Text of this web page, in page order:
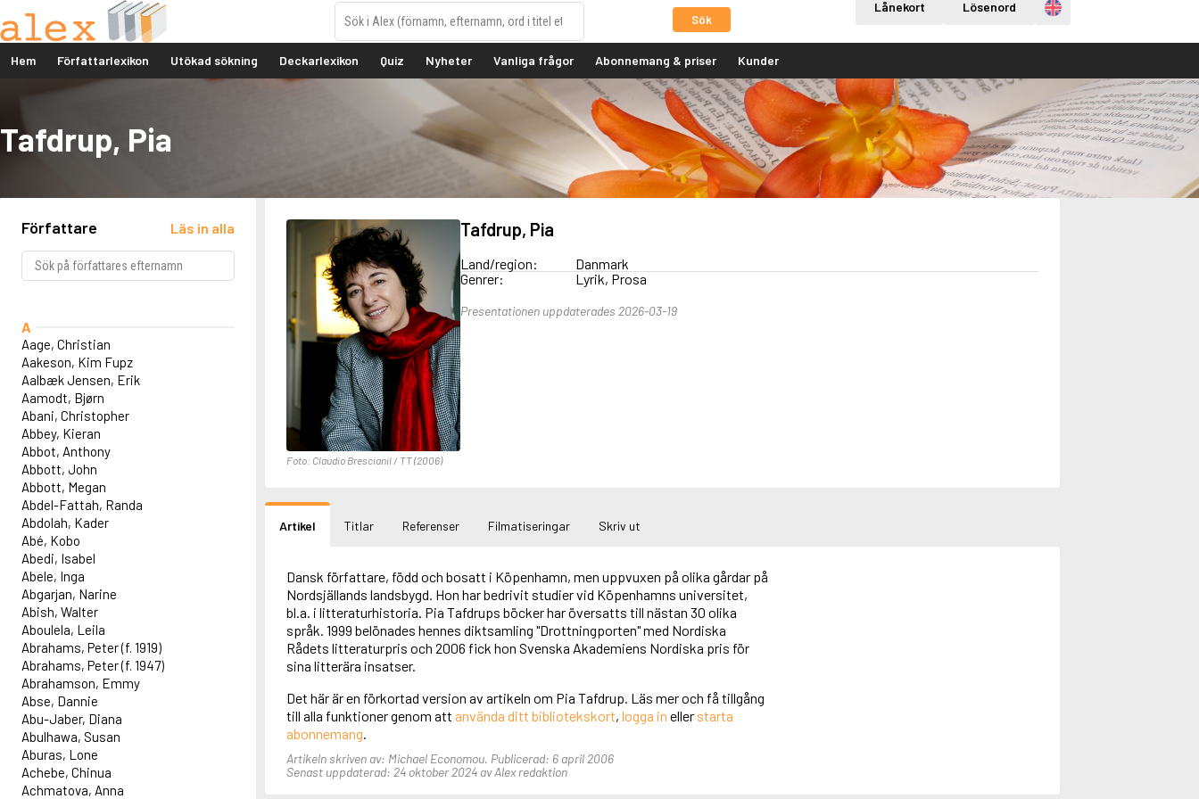
Sök
Lånekort Lösenord Engelska
Hem Författarlexikon Utökad sökning Deckarlexikon Quiz Nyheter Vanliga frågor Abonnemang & priser Kunder
Tafdrup, Pia
Författare Läs in alla
A
Aage, Christian
Aakeson, Kim Fupz
Aalbæk Jensen, Erik
Aamodt, Bjørn
Abani, Christopher
Abbey, Kieran
Abbot, Anthony
Abbott, John
Abbott, Megan
Abdel-Fattah, Randa
Abdolah, Kader
Abé, Kobo
Abedi, Isabel
Abele, Inga
Abgarjan, Narine
Abish, Walter
Aboulela, Leila
Abrahams, Peter (f. 1919)
Abrahams, Peter (f. 1947)
Abrahamson, Emmy
Abse, Dannie
Abu-Jaber, Diana
Abulhawa, Susan
Aburas, Lone
Achebe, Chinua
Achmatova, Anna
Foto: Claudio BrescianiI / TT (2006)
Tafdrup, Pia
Land/region:
Danmark
Genrer:
Lyrik, Prosa
Presentationen uppdaterades 2026-03-19
Artikel Titlar Referenser Filmatiseringar Skriv ut
Dansk författare, född och bosatt i Köpenhamn, men uppvuxen på olika gårdar på
Nordsjällands landsbygd. Hon har bedrivit studier vid Köpenhamns universitet,
bl.a. i litteraturhistoria. Pia Tafdrups böcker har översatts till nästan 30 olika
språk. 1999 belönades hennes diktsamling "Drottningporten" med Nordiska
Rådets litteraturpris och 2006 fick hon Svenska Akademiens Nordiska pris för
sina litterära insatser.
Det här är en förkortad version av artikeln om Pia Tafdrup. Läs mer och få tillgång
till alla funktioner genom att använda ditt bibliotekskort, logga in eller starta
abonnemang.
Artikeln skriven av: Michael Economou. Publicerad: 6 april 2006
Senast uppdaterad: 24 oktober 2024 av Alex redaktion